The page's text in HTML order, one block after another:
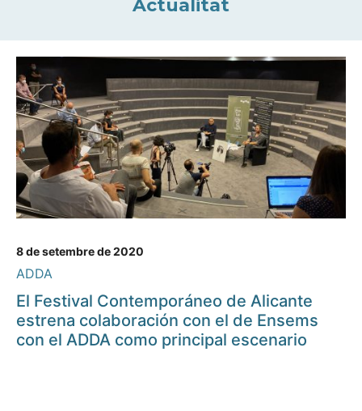
Actualitat
8 de setembre de 2020
ADDA
El Festival Contemporáneo de Alicante
estrena colaboración con el de Ensems
con el ADDA como principal escenario